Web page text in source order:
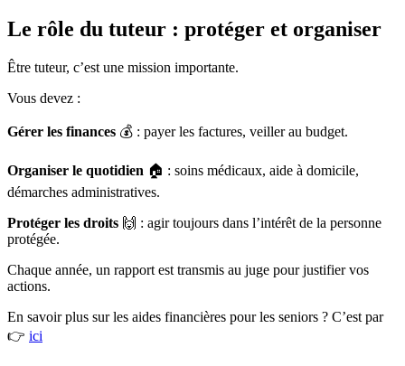
Le rôle du tuteur : protéger et organiser
Être tuteur, c’est une mission importante.
Vous devez :
Gérer les finances 💰 : payer les factures, veiller au budget.
Organiser le quotidien 🏠 : soins médicaux, aide à domicile,
démarches administratives.
Protéger les droits 🙌 : agir toujours dans l’intérêt de la personne
protégée.
Chaque année, un rapport est transmis au juge pour justifier vos
actions.
En savoir plus sur les aides financières pour les seniors ? C’est par
👉 ici